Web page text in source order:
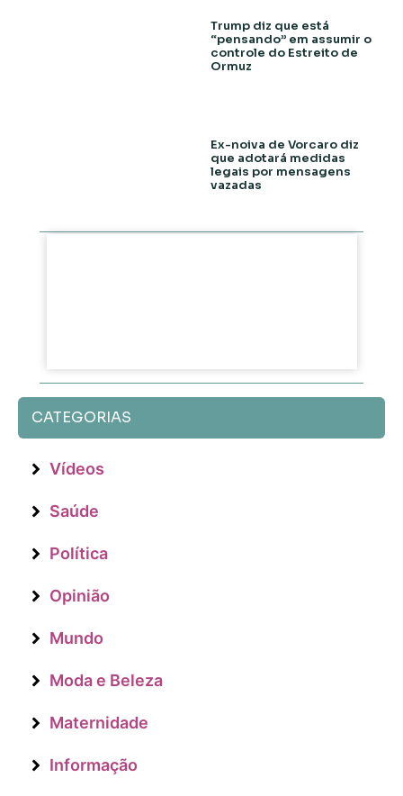
Trump diz que está
“pensando” em assumir o
controle do Estreito de
Ormuz
Ex-noiva de Vorcaro diz
que adotará medidas
legais por mensagens
vazadas
CATEGORIAS
Vídeos
Saúde
Política
Opinião
Mundo
Moda e Beleza
Maternidade
Informação